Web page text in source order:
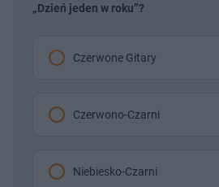
„Dzień jeden w roku”?
Czerwone Gitary
Czerwono-Czarni
Niebiesko-Czarni